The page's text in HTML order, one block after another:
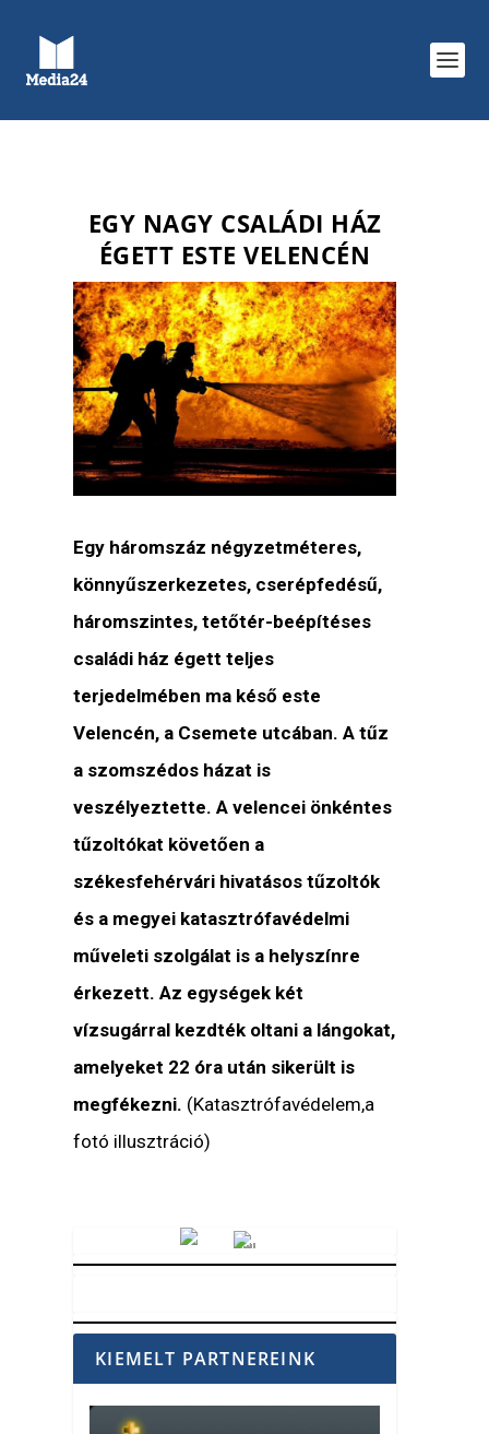
EGY NAGY CSALÁDI HÁZ
ÉGETT ESTE VELENCÉN
Egy háromszáz négyzetméteres,
könnyűszerkezetes, cserépfedésű,
háromszintes, tetőtér-beépítéses
családi ház égett teljes
terjedelmében ma késő este
Velencén, a Csemete utcában. A tűz
a szomszédos házat is
veszélyeztette. A velencei önkéntes
tűzoltókat követően a
székesfehérvári hivatásos tűzoltók
és a megyei katasztrófavédelmi
műveleti szolgálat is a helyszínre
érkezett. Az egységek két
vízsugárral kezdték oltani a lángokat,
amelyeket 22 óra után sikerült is
megfékezni. (Katasztrófavédelem,a
fotó illusztráció)
KIEMELT PARTNEREINK